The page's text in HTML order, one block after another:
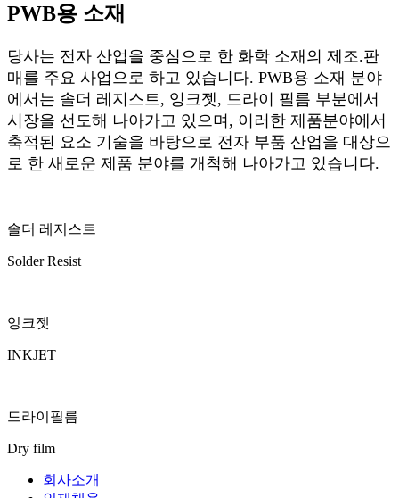
PWB용 소재
당사는 전자 산업을 중심으로 한 화학 소재의 제조.판
매를 주요 사업으로 하고 있습니다. PWB용 소재 분야
에서는 솔더 레지스트, 잉크젯, 드라이 필름 부분에서
시장을 선도해 나아가고 있으며, 이러한 제품분야에서
축적된 요소 기술을 바탕으로 전자 부품 산업을 대상으
로 한 새로운 제품 분야를 개척해 나아가고 있습니다.
솔더 레지스트
Solder Resist
잉크젯
INKJET
드라이필름
Dry film
회사소개